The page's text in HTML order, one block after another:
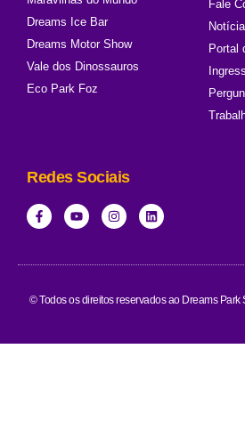
Dreams Ice Bar
Dreams Motor Show
Vale dos Dinossauros
Eco Park Foz
Fale
Portal
Redes Sociais
© Todos os direitos reservados ao Dreams Park